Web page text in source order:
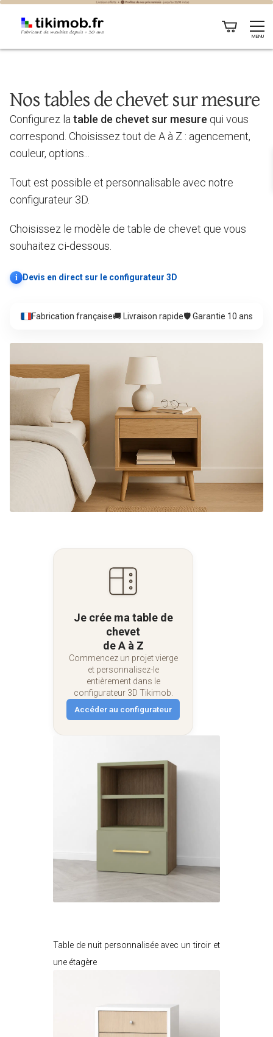
MENU
Nos tables de chevet sur mesure
Configurez la table de chevet sur mesure qui vous
correspond. Choisissez tout de A à Z : agencement,
couleur, options...
Tout est possible et personnalisable avec notre
configurateur 3D.
Choisissez le modèle de table de chevet que vous
souhaitez ci-dessous.
i Devis en direct sur le configurateur 3D
Fabrication française🚚 Livraison rapide🛡️ Garantie 10 ans
Je crée ma table de
chevet
de A à Z
Commencez un projet vierge
et personnalisez-le
entièrement dans le
configurateur 3D Tikimob.
Accéder au configurateur
Table de nuit personnalisée avec un tiroir et
une étagère